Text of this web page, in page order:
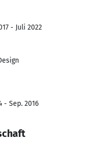
- Juli 2022
- Sep. 2016